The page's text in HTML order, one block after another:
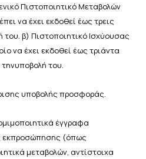
Πιστοποιητικό Μεταβολών
να έχει εκδοθεί έως τρεις
του. β) Πιστοποιητικό Ισχύουσας
να έχει εκδοθεί έως τριάντα
τηνυποβολή του.
υποβολής προσφοράς.
έγγραφα
εκπροσώπησης (όπως
μεταβολών, αντίστοιχα